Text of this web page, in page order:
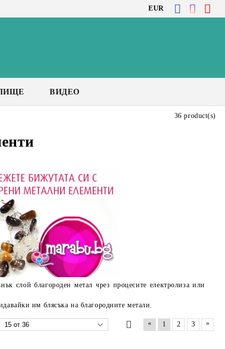
EUR
ВИДЕО
слой благороден метал чрез процесите електролиза или
им блясъка на благородните метали.
36 product(s)
« 1 2 3 »